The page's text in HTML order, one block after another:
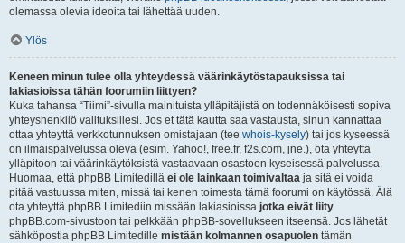
olemassa olevia ideoita tai lähettää uuden.
Ylös
Keneen minun tulee olla yhteydessä väärinkäytöstapauksissa tai
lakiasioissa tähän foorumiin liittyen?
Kuka tahansa “Tiimi”-sivulla mainituista ylläpitäjistä on todennäköisesti sopiva
yhteyshenkilö valituksillesi. Jos et tätä kautta saa vastausta, sinun kannattaa
ottaa yhteyttä verkkotunnuksen omistajaan (tee whois-kysely) tai jos kyseessä
on ilmaispalvelussa oleva (esim. Yahoo!, free.fr, f2s.com, jne.), ota yhteyttä
ylläpitoon tai väärinkäytöksistä vastaavaan osastoon kyseisessä palvelussa.
Huomaa, että phpBB Limitedillä ei ole lainkaan toimivaltaa ja sitä ei voida
pitää vastuussa miten, missä tai kenen toimesta tämä foorumi on käytössä. Älä
ota yhteyttä phpBB Limitediin missään lakiasioissa jotka eivät liity
phpBB.com-sivustoon tai pelkkään phpBB-sovellukseen itseensä. Jos lähetät
sähköpostia phpBB Limitedille mistään kolmannen osapuolen tämän